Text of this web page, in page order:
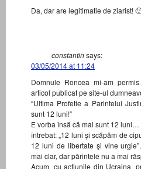
Da, dar are legitimatie de ziarist!
constantinsays:
03/05/2014 at 11:24
Domnule Roncea mi-am
articol publicat pe site-ul
“Ultima Profetie a Parintelui
sunt 12 luni!”
E vorba însă că mai sunt 12
întrebat: „12 luni şi scăpăm de
12 luni de libertate şi vine
mai clar, dar părintele nu a mai
Acum, cu actiunile din Ucraina,